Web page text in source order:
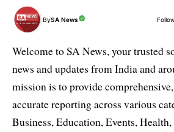
BySA News
Welcome to SA News, your trusted
news and updates from India and
mission is to provide
accurate reporting across various
Business, Education, Events,